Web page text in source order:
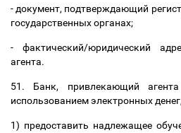
- документ, подтверждающий
государственных органах;
- фактический/юридический
агента.
51. Банк, привлекающий
использованием электронных
1) предоставить надлежащее